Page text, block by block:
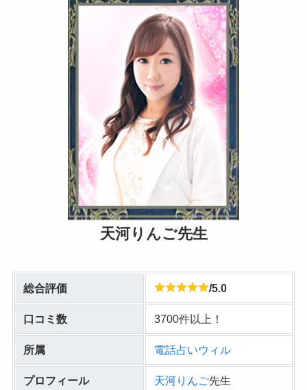
天河りんご先生
総合評価 /5.0
口コミ数 3700件以上！
所属 電話占いウィル
プロフィール 天河りんご先生